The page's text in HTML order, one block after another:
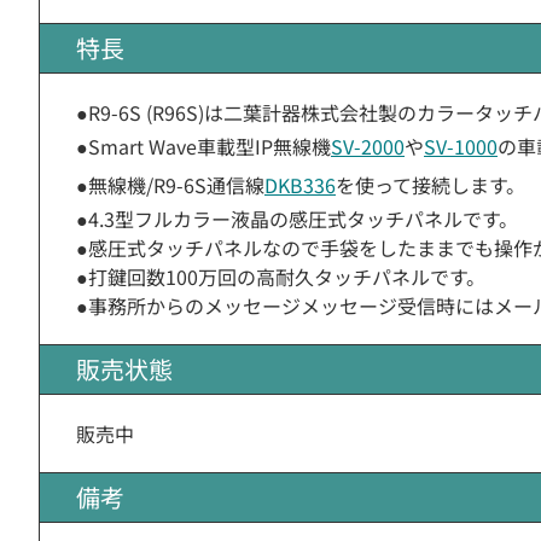
特長
●R9-6S (R96S)は二葉計器株式会社製のカラータッ
●Smart Wave車載型IP無線機SV-2000やSV-1000の
●無線機/R9-6S通信線DKB336を使って接続します。
●4.3型フルカラー液晶の感圧式タッチパネルです。
●感圧式タッチパネルなので手袋をしたままでも操作
●打鍵回数100万回の高耐久タッチパネルです。
●事務所からのメッセージメッセージ受信時にはメ
販売状態
販売中
備考